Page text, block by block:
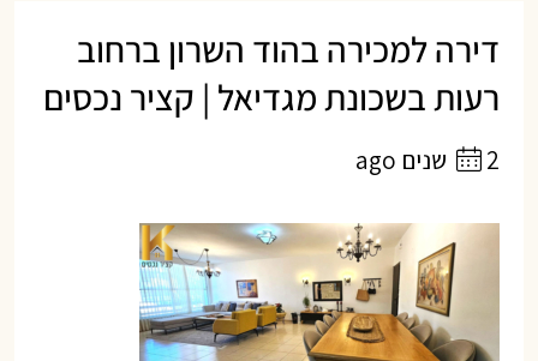
דירה למכירה בהוד השרון ברחוב
רעות בשכונת מגדיאל | קציר נכסים
2 שנים ago